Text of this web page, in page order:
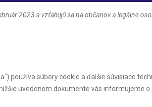
2023 a vzťahujú sa na občanov a legálne
používa súbory cookie a ďalšie súvisiace
uvedenom dokumente vás informujeme